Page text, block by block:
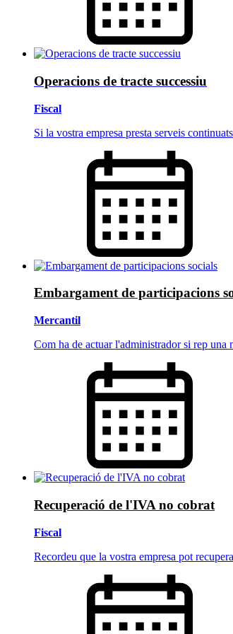
Operacions de tracte successiu
Fiscal
Si la vostra empresa presta serveis
Embargament de participacions
Mercantil
Com ha de actuar l'administrador si rep
Recuperació de l'IVA no cobrat
Fiscal
Recordeu que la vostra empresa pot